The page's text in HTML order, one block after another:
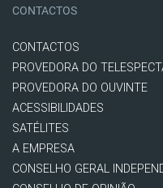
CONTACTOS
CONTACTOS
PROVEDORA DO
PROVEDORA DO OUVINTE
ACESSIBILIDADES
SATÉLITES
A EMPRESA
CONSELHO GERAL